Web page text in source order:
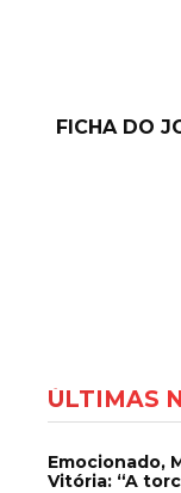
FICHA DO
ÚLTIMAS
Emocionado,
Vitória: “A